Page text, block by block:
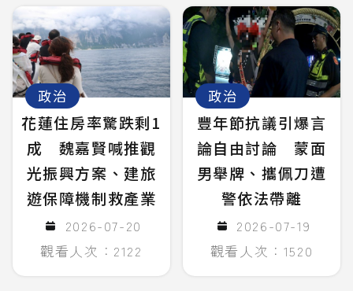
政治
花蓮住房率驚跌剩1
成 魏嘉賢喊推觀
光振興方案、建旅
遊保障機制救產業
2026-07-20
觀看人次：2122
政治
豐年節抗議引爆言
論自由討論 蒙面
男舉牌、攜佩刀遭
警依法帶離
2026-07-19
觀看人次：1520